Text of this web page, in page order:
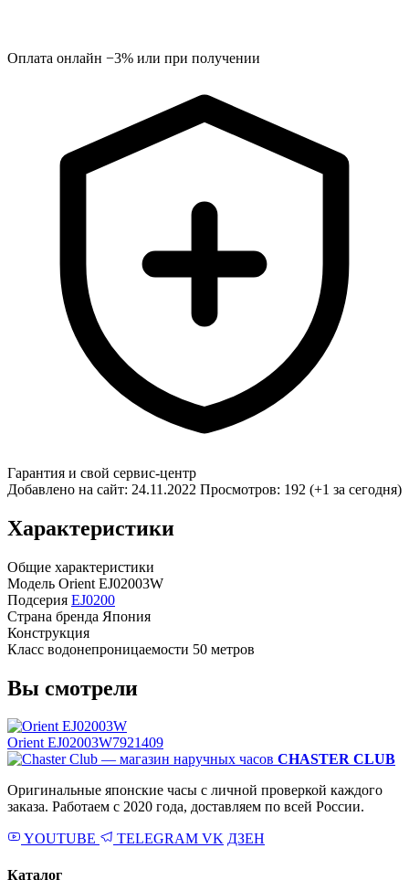
Оплата онлайн −3% или при получении
Гарантия и свой сервис-центр
Добавлено на сайт: 24.11.2022 Просмотров: 192 (+1 за сегодня)
Характеристики
Общие характеристики
Модель Orient EJ02003W
Подсерия EJ0200
Страна бренда Япония
Конструкция
Класс водонепроницаемости 50 метров
Вы смотрели
Orient EJ02003W7921409
CHASTER CLUB
Оригинальные японские часы с личной проверкой каждого
заказа. Работаем с 2020 года, доставляем по всей России.
YOUTUBE TELEGRAM VK ДЗЕН
Каталог